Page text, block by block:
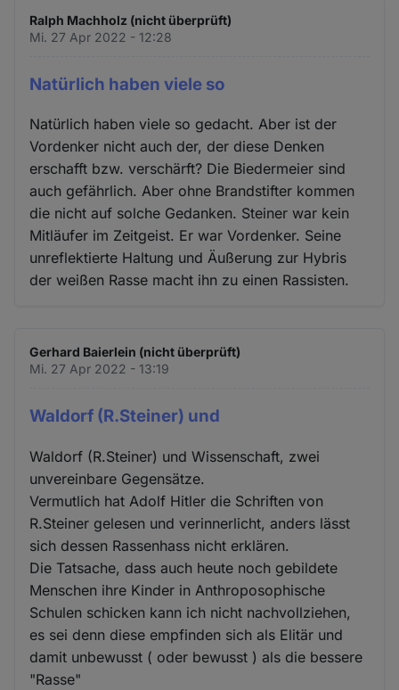
Ralph Machholz (nicht überprüft)
Mi. 27 Apr 2022 - 12:28
Natürlich haben viele so
Natürlich haben viele so gedacht. Aber ist der
Vordenker nicht auch der, der diese Denken
erschafft bzw. verschärft? Die Biedermeier sind
auch gefährlich. Aber ohne Brandstifter kommen
die nicht auf solche Gedanken. Steiner war kein
Mitläufer im Zeitgeist. Er war Vordenker. Seine
unreflektierte Haltung und Äußerung zur Hybris
der weißen Rasse macht ihn zu einen Rassisten.
Gerhard Baierlein (nicht überprüft)
Mi. 27 Apr 2022 - 13:19
Waldorf (R.Steiner) und
Waldorf (R.Steiner) und Wissenschaft, zwei
unvereinbare Gegensätze.
Vermutlich hat Adolf Hitler die Schriften von
R.Steiner gelesen und verinnerlicht, anders lässt
sich dessen Rassenhass nicht erklären.
Die Tatsache, dass auch heute noch gebildete
Menschen ihre Kinder in Anthroposophische
Schulen schicken kann ich nicht nachvollziehen,
es sei denn diese empfinden sich als Elitär und
damit unbewusst ( oder bewusst ) als die bessere
"Rasse"